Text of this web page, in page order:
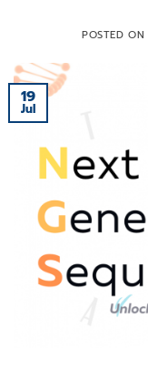
POSTED ON
19
Jul